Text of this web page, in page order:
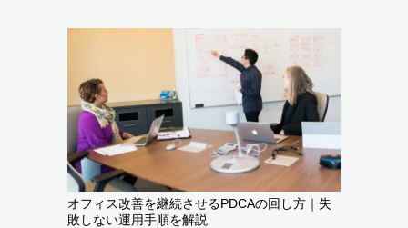
オフィス改善を継続させるPDCAの回し方｜失
敗しない運用手順を解説